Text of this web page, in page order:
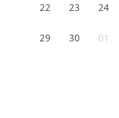
22 23 24
29 30 01